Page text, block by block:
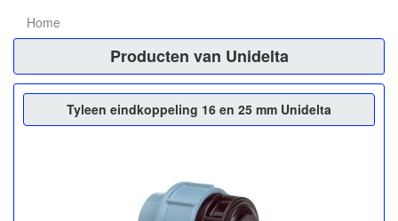
Home
Producten van Unidelta
Tyleen eindkoppeling 16 en 25 mm Unidelta